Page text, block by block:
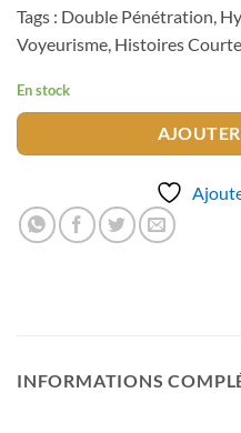
Tags : Double Pénétration,
Voyeurisme, Histoires
En stock
INFORMATIONS